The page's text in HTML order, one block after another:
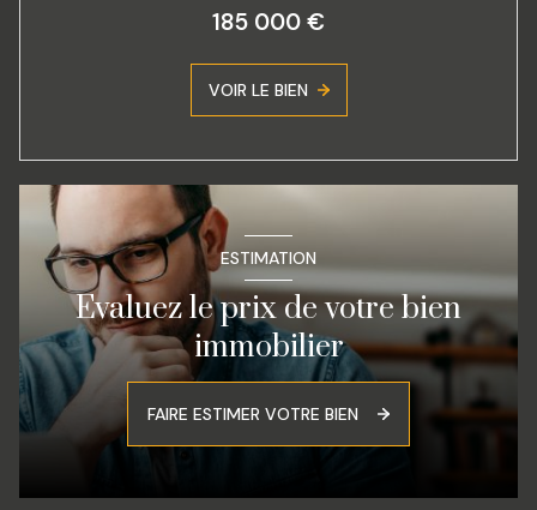
185 000 €
VOIR LE BIEN
ESTIMATION
Evaluez le prix de votre bien
immobilier
FAIRE ESTIMER VOTRE BIEN